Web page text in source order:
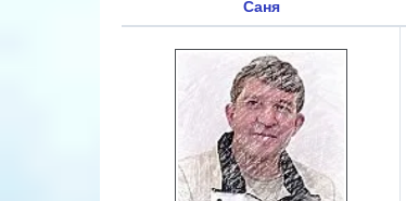
Саня